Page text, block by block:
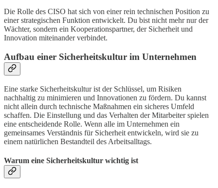
Die Rolle des CISO hat sich von einer rein technischen Position zu
einer strategischen Funktion entwickelt. Du bist nicht mehr nur der
Wächter, sondern ein Kooperationspartner, der Sicherheit und
Innovation miteinander verbindet.
Aufbau einer Sicherheitskultur im Unternehmen
Eine starke Sicherheitskultur ist der Schlüssel, um Risiken
nachhaltig zu minimieren und Innovationen zu fördern. Du kannst
nicht allein durch technische Maßnahmen ein sicheres Umfeld
schaffen. Die Einstellung und das Verhalten der Mitarbeiter spielen
eine entscheidende Rolle. Wenn alle im Unternehmen ein
gemeinsames Verständnis für Sicherheit entwickeln, wird sie zu
einem natürlichen Bestandteil des Arbeitsalltags.
Warum eine Sicherheitskultur wichtig ist